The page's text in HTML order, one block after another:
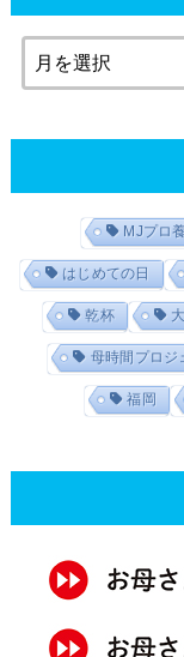
MJプロ
はじめての日
乾杯
母時間プロジ
福岡